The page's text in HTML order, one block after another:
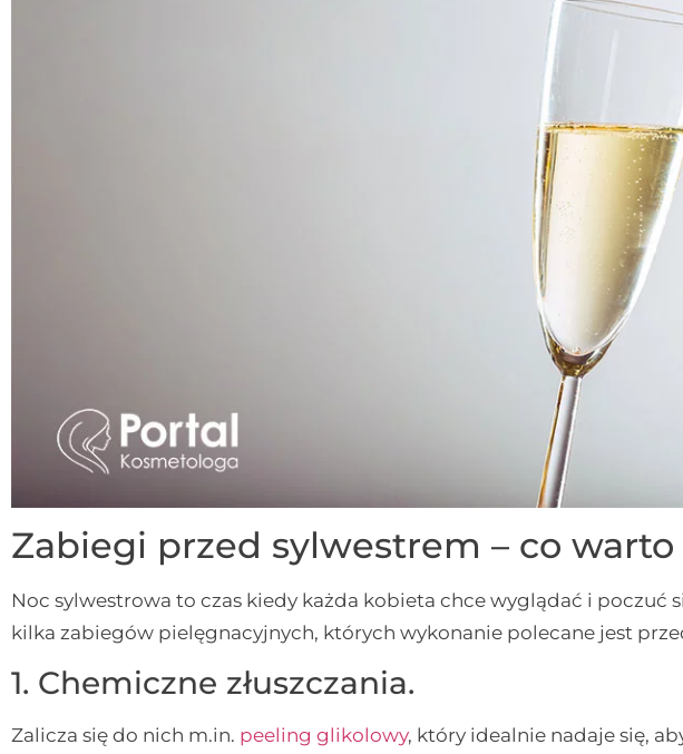
Zabiegi przed sylwestrem – co
Noc sylwestrowa to czas kiedy każda kobieta chce wyglądać i poczuć
kilka zabiegów pielęgnacyjnych, których wykonanie polecane jest
1. Chemiczne złuszczania.
Zalicza się do nich m.in. peeling glikolowy, który idealnie nadaje się,